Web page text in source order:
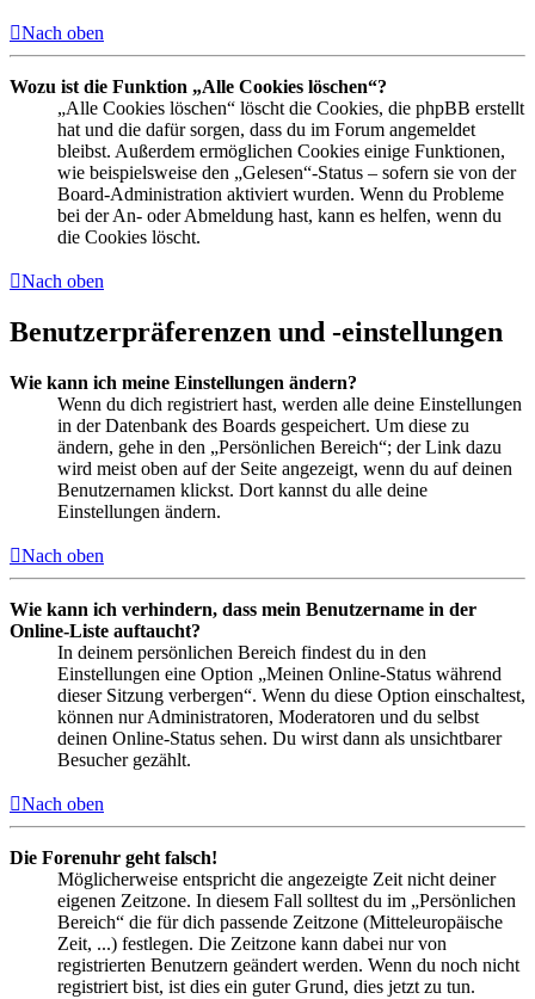
Nach oben
Wozu ist die Funktion „Alle Cookies löschen“?
„Alle Cookies löschen“ löscht die Cookies, die phpBB erstellt
hat und die dafür sorgen, dass du im Forum angemeldet
bleibst. Außerdem ermöglichen Cookies einige Funktionen,
wie beispielsweise den „Gelesen“-Status – sofern sie von der
Board-Administration aktiviert wurden. Wenn du Probleme
bei der An- oder Abmeldung hast, kann es helfen, wenn du
die Cookies löscht.
Nach oben
Benutzerpräferenzen und -einstellungen
Wie kann ich meine Einstellungen ändern?
Wenn du dich registriert hast, werden alle deine Einstellungen
in der Datenbank des Boards gespeichert. Um diese zu
ändern, gehe in den „Persönlichen Bereich“; der Link dazu
wird meist oben auf der Seite angezeigt, wenn du auf deinen
Benutzernamen klickst. Dort kannst du alle deine
Einstellungen ändern.
Nach oben
Wie kann ich verhindern, dass mein Benutzername in der
Online-Liste auftaucht?
In deinem persönlichen Bereich findest du in den
Einstellungen eine Option „Meinen Online-Status während
dieser Sitzung verbergen“. Wenn du diese Option einschaltest,
können nur Administratoren, Moderatoren und du selbst
deinen Online-Status sehen. Du wirst dann als unsichtbarer
Besucher gezählt.
Nach oben
Die Forenuhr geht falsch!
Möglicherweise entspricht die angezeigte Zeit nicht deiner
eigenen Zeitzone. In diesem Fall solltest du im „Persönlichen
Bereich“ die für dich passende Zeitzone (Mitteleuropäische
Zeit, ...) festlegen. Die Zeitzone kann dabei nur von
registrierten Benutzern geändert werden. Wenn du noch nicht
registriert bist, ist dies ein guter Grund, dies jetzt zu tun.